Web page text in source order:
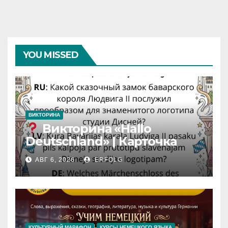
YOU MISSED
ВИКТОРИНА
Викторина «Hallo
Deutschland» | Карточка
№46
Замок вдохновения
Iedvesmas pils / Schloss der
Inspiration
АВГ 6, 2026 ERFOLG